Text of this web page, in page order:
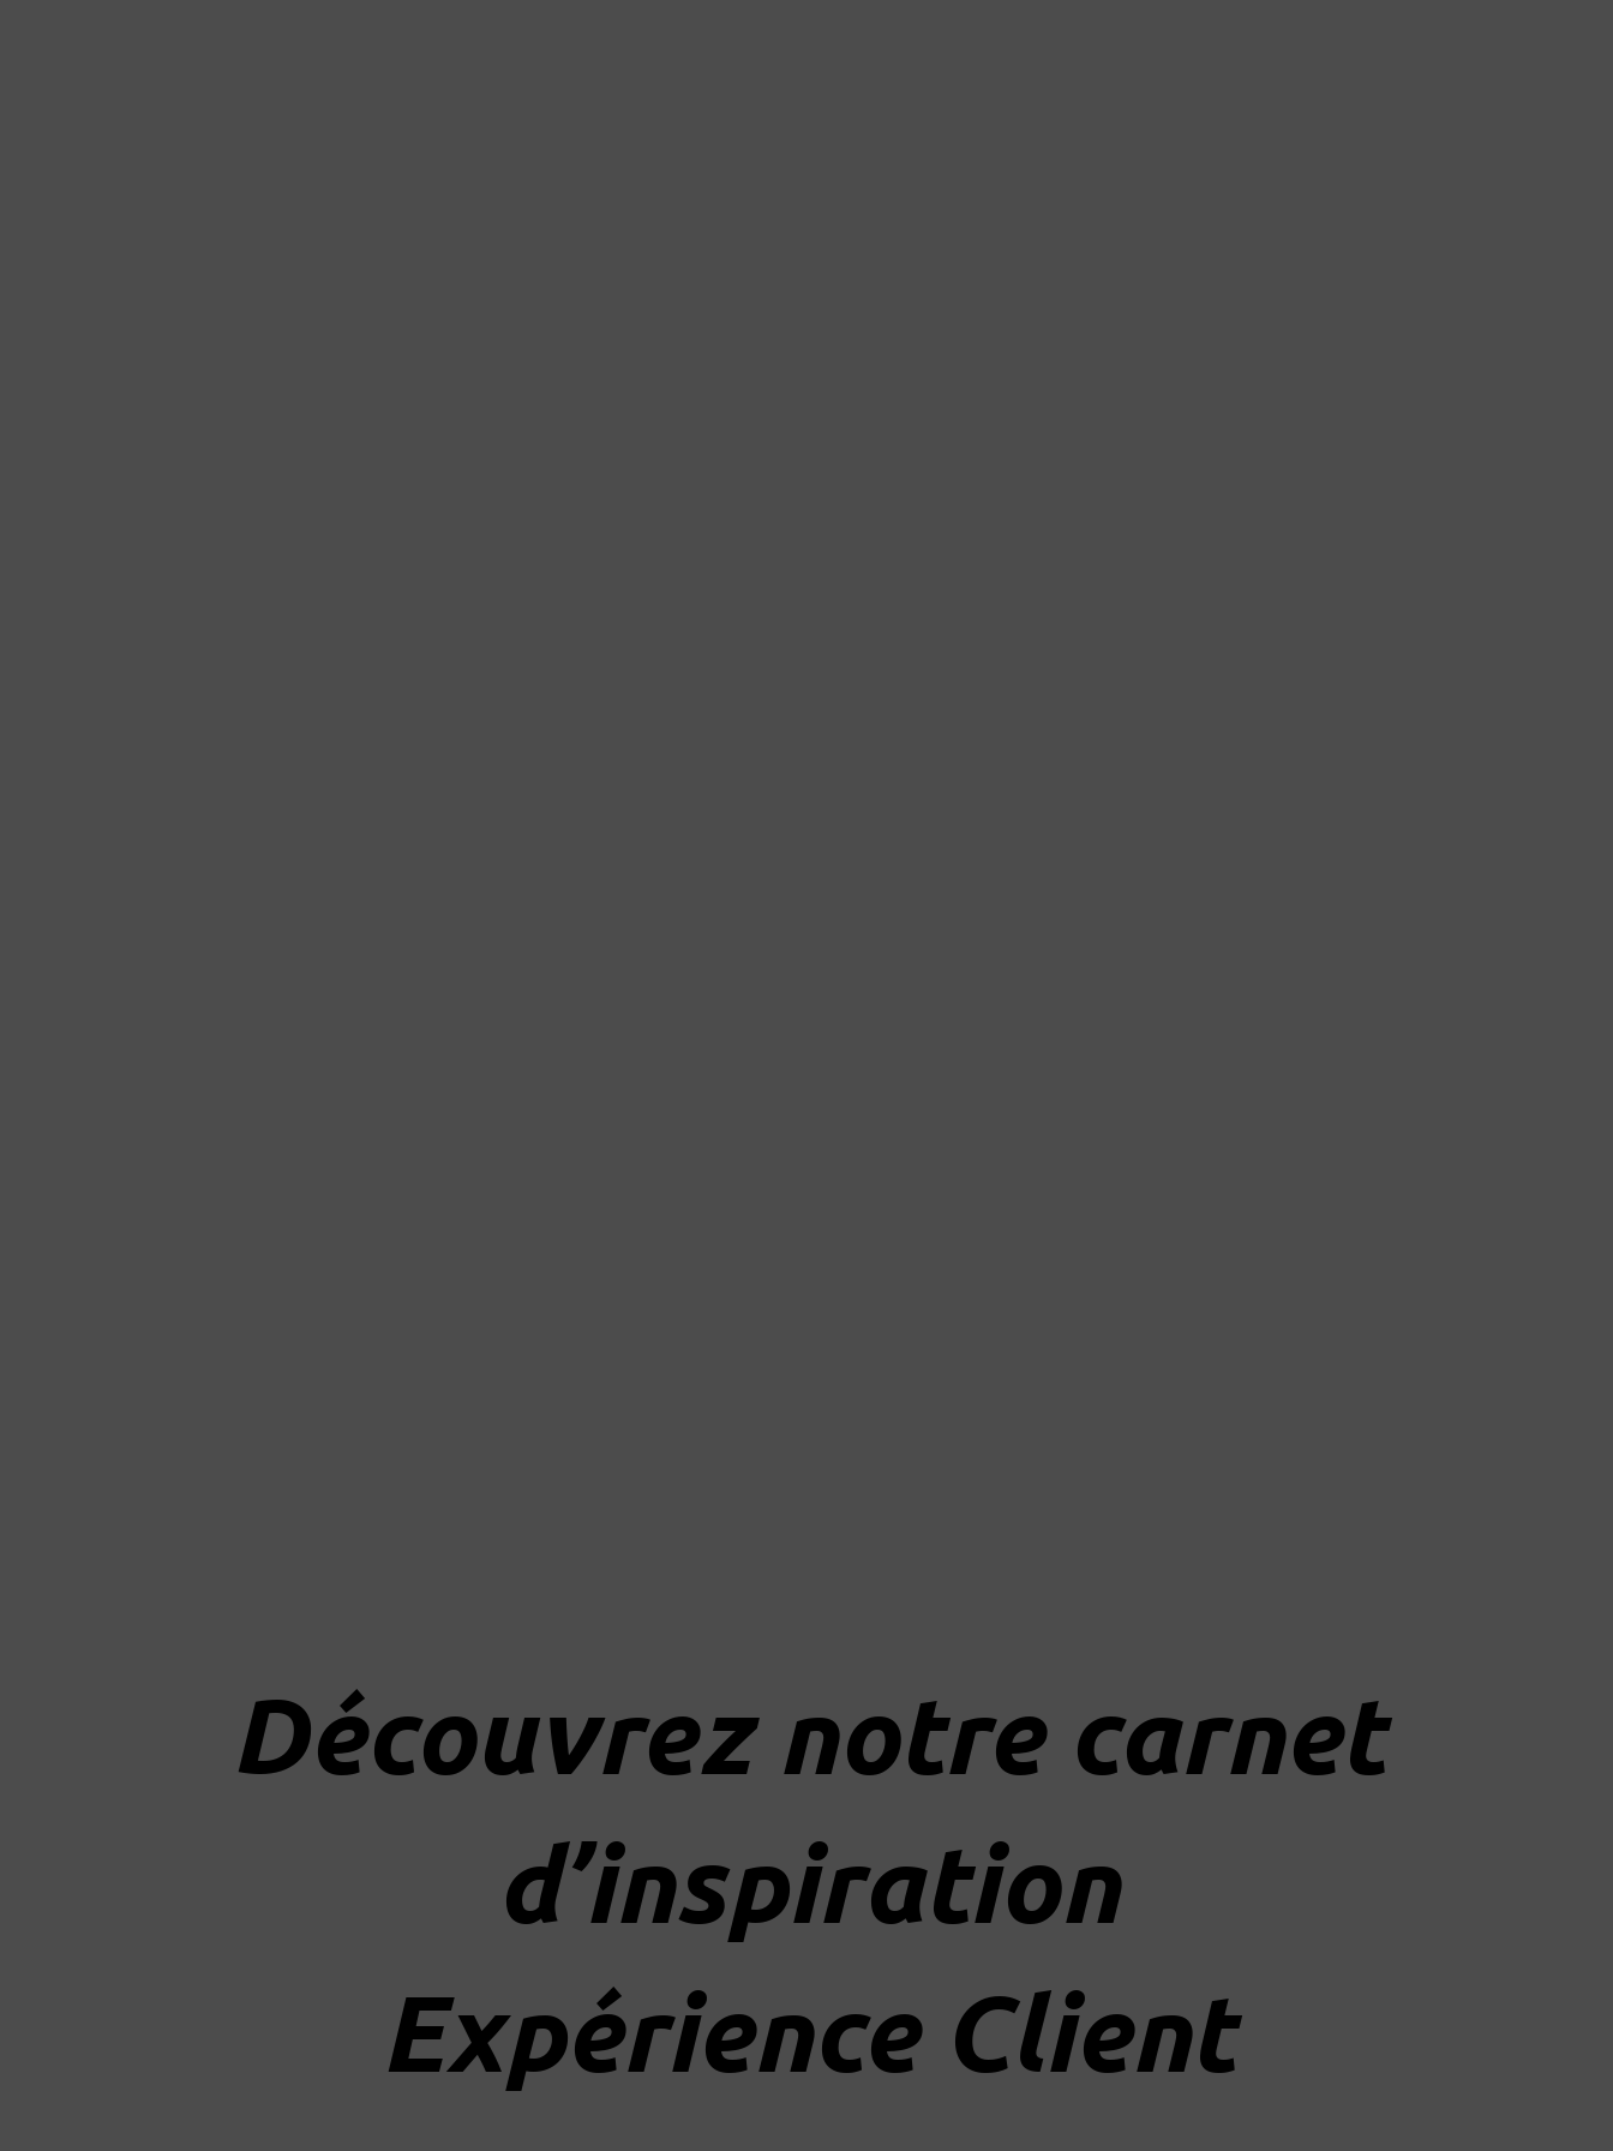
Découvrez notre carnet
d’inspiration
Expérience Client